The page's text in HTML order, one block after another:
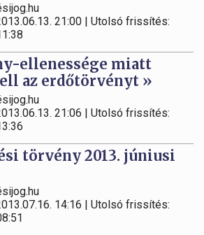
21:00 | Utolsó frissítés:
ellenessége miatt
az erdőtörvényt »
21:06 | Utolsó frissítés:
törvény 2013. júniusi
14:16 | Utolsó frissítés: